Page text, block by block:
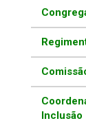
Inclusão